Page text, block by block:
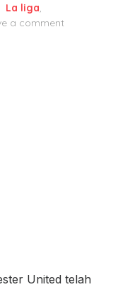
La liga,
a comment
United telah